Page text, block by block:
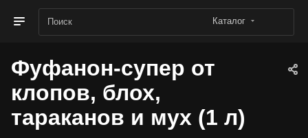
Каталог
Фуфанон-супер от
клопов, блох,
тараканов и мух (1 л)